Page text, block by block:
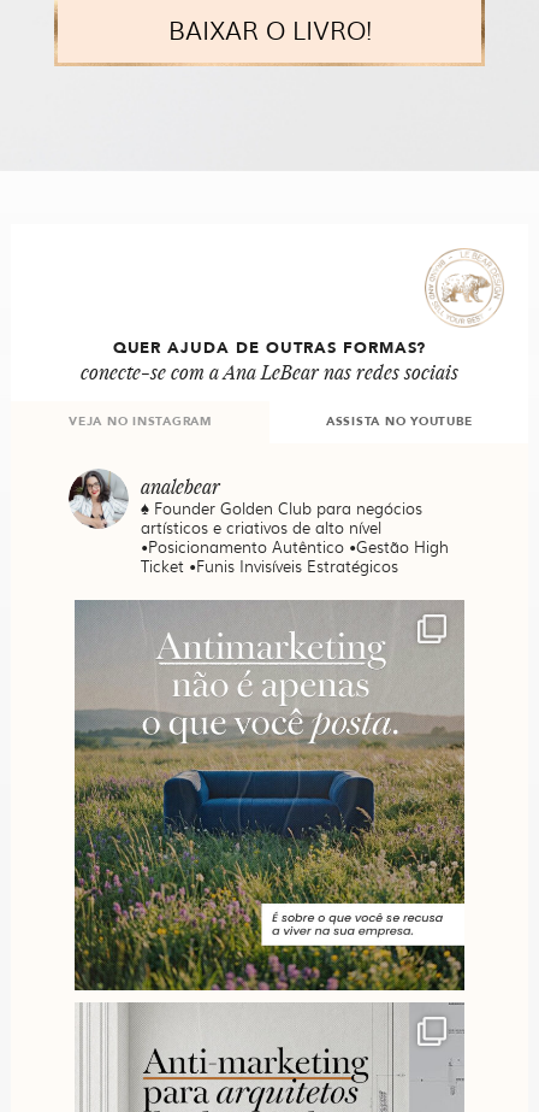
QUER AJUDA DE OUTRAS FORMAS?
conecte-se com a Ana LeBear nas redes sociais
VEJA NO INSTAGRAM ASSISTA NO YOUTUBE
analebear
♠️ Founder Golden Club para negócios
artísticos e criativos de alto nível
•Posicionamento Autêntico •Gestão High
Ticket •Funis Invisíveis Estratégicos